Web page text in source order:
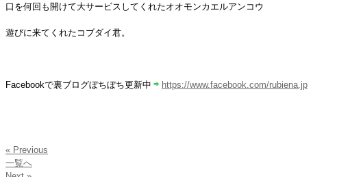
口を何回も開けて大サービスしてくれたオオモンカエルアンコウ
遊びに来てくれたコブダイ君。
Facebookで裏ブログぼちぼち更新中 https://www.facebook.com/rubiena.jp
« Previous
一覧へ